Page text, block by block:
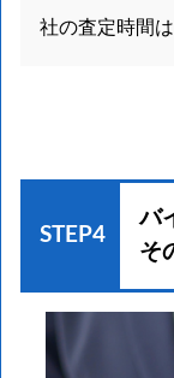
社の査定時間
STEP4
バ
そ